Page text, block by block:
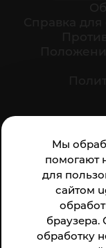
Мы
помогают
для
сайтом
браузера.
обработку
Анкета